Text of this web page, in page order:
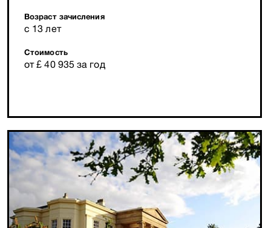
Возраст зачисления
с 13 лет
Стоимость
от £ 40 935 за год